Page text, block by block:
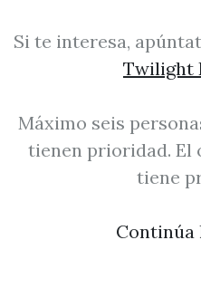
Si te interesa,
Twilight
Máximo seis
tienen prioridad. El
tiene
Continúa